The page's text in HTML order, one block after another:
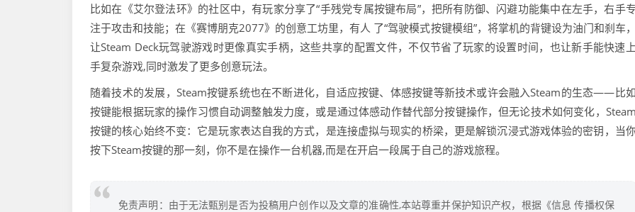
比如在《艾尔登法环》的社区中，有玩家分享了“手残党专属按键布局”，把所有防御、闪避功能集中在左手，右手专
注于攻击和技能；在《赛博朋克2077》的创意工坊里，有人 了“驾驶模式按键模组”，将掌机的背键设为油门和刹车，
让Steam Deck玩驾驶游戏时更像真实手柄，这些共享的配置文件，不仅节省了玩家的设置时间，也让新手能快速上
手复杂游戏,同时激发了更多创意玩法。
随着技术的发展，Steam按键系统也在不断进化，自适应按键、体感按键等新技术或许会融入Steam的生态——比如
按键能根据玩家的操作习惯自动调整触发力度，或是通过体感动作替代部分按键操作，但无论技术如何变化，Steam
按键的核心始终不变：它是玩家表达自我的方式，是连接虚拟与现实的桥梁，更是解锁沉浸式游戏体验的密钥，当
按下Steam按键的那一刻，你不是在操作一台机器,而是在开启一段属于自己的游戏旅程。
免责声明：由于无法甄别是否为投稿用户创作以及文章的准确性,本站尊重并保护知识产权，根据《信息 传播权保